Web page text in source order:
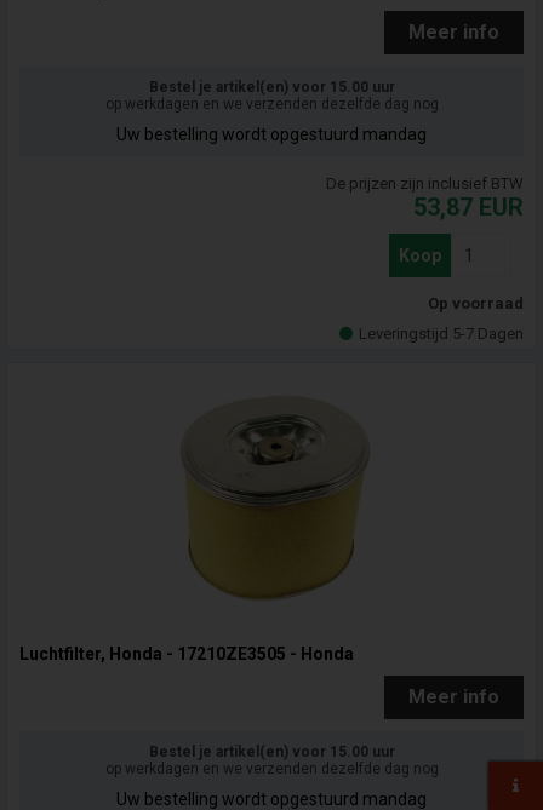
Meer info
Bestel je artikel(en) voor 15.00 uur
op werkdagen en we verzenden dezelfde dag nog
Uw bestelling wordt opgestuurd mandag
De prijzen zijn inclusief BTW
53,87 EUR
Koop
Op voorraad
Leveringstijd 5-7 Dagen
Luchtfilter, Honda - 17210ZE3505 - Honda
Meer info
Bestel je artikel(en) voor 15.00 uur
op werkdagen en we verzenden dezelfde dag nog
Uw bestelling wordt opgestuurd mandag